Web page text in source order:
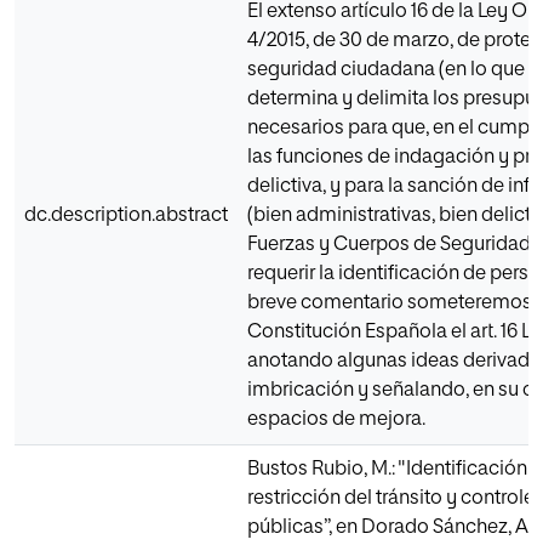
dc.description.abstract
El extenso artículo 16 de la Ley
4/2015, de 30 de marzo, de
seguridad ciudadana (en lo que
determina y delimita los
necesarios para que, en el
las funciones de indagación y
delictiva, y para la sanción de
(bien administrativas, bien
Fuerzas y Cuerpos de Seguridad
requerir la identificación de
breve comentario someteremos
Constitución Española el art. 16
anotando algunas ideas
imbricación y señalando, en su
espacios de mejora.
Bustos Rubio, M.: "Identificación
restricción del tránsito y
públicas”, en Dorado Sánchez, A.